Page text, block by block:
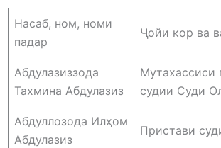
Насаб, ном, номи
падар
Ҷойи кор ва
Абдулазиззода
Тахмина Абдулазиз
Мутахассиси
судии Суди
Абдуллозода Илҳом
Абдулазиз
Пристави